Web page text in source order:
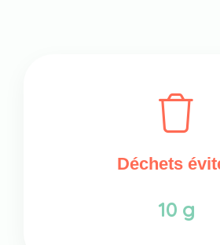
Déchets
10 g